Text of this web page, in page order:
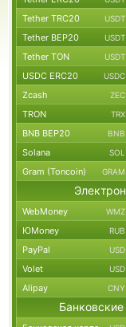
Tether TRC20 USDT
Tether BEP20 USDT
Tether TON USDT
USDC ERC20 USDC
Zcash ZEC
TRON TRX
BNB BEP20 BNB
Solana SOL
Gram (Toncoin) GRAM
WebMoney WMZ
ЮMoney RUB
PayPal USD
Volet USD
Alipay CNY